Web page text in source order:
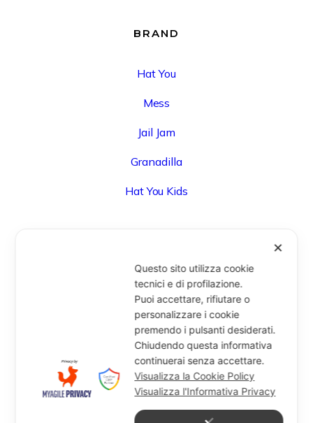
BRAND
Hat You
Mess
Jail Jam
Granadilla
Hat You Kids
Via Degli Speziali, 161 (Blocco 32 Centergross) -
40050 Funo di Argelato (BO) - Italy
info@miragesrl.com
+39 051 8651711
✕
Questo sito utilizza cookie
tecnici e di profilazione.
Puoi accettare, rifiutare o
personalizzare i cookie
premendo i pulsanti desiderati.
Chiudendo questa informativa
continuerai senza accettare.
Visualizza la Cookie Policy
Visualizza l'Informativa Privacy